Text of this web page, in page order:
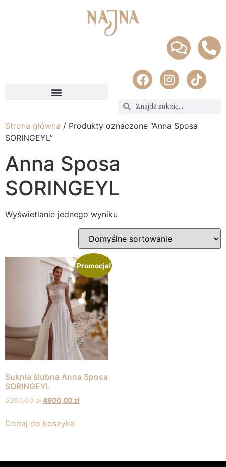
Strona główna / Produkty oznaczone “Anna Sposa
SORINGEYL”
Anna Sposa
SORINGEYL
Wyświetlanie jednego wyniku
Promocja!
Suknia ślubna Anna Sposa
SORINGEYL
6200,00zł 4900,00zł
Dodaj do koszyka